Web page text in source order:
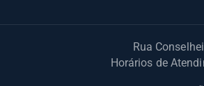
Rua
Horários de